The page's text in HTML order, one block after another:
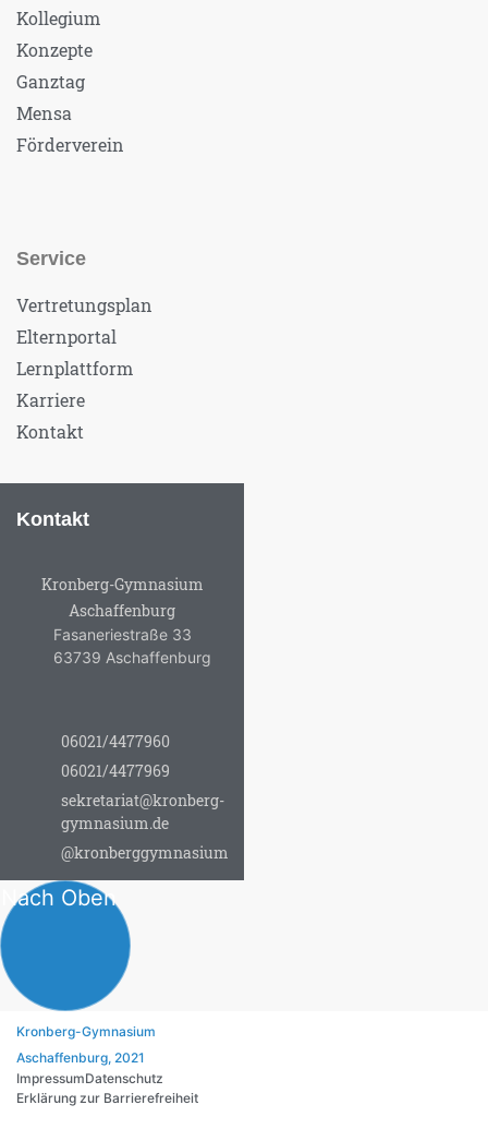
Kollegium
Konzepte
Ganztag
Mensa
Förderverein
Service
Vertretungsplan
Elternportal
Lernplattform
Karriere
Kontakt
Kontakt
Kronberg-Gymnasium
Aschaffenburg
Fasaneriestraße 33
63739 Aschaffenburg
06021/4477960
06021/4477969
sekretariat@kronberg-
gymnasium.de
@kronberggymnasium
Nach Oben
Kronberg-Gymnasium
Aschaffenburg, 2021
ImpressumDatenschutz
Erklärung zur Barrierefreiheit